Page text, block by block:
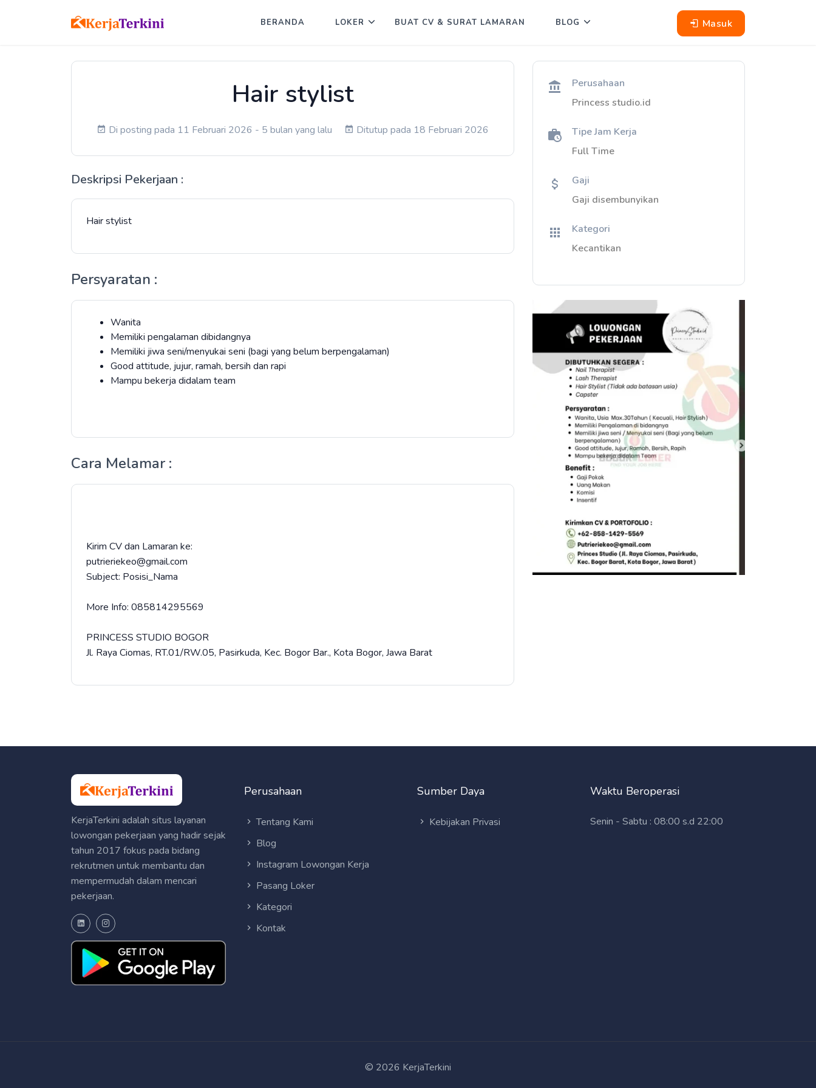
Masuk
BERANDA LOKER BUAT CV & SURAT LAMARAN BLOG
Hair stylist
Di posting pada 11 Februari 2026 - 5 bulan yang lalu Ditutup pada 18 Februari 2026
Deskripsi Pekerjaan :
Hair stylist
Persyaratan :
Wanita
Memiliki pengalaman dibidangnya
Memiliki jiwa seni/menyukai seni (bagi yang belum berpengalaman)
Good attitude, jujur, ramah, bersih dan rapi
Mampu bekerja didalam team
Cara Melamar :
Kirim CV dan Lamaran ke:
putrieriekeo@gmail.com
Subject: Posisi_Nama
More Info: 085814295569
PRINCESS STUDIO BOGOR
Jl. Raya Ciomas, RT.01/RW.05, Pasirkuda, Kec. Bogor Bar., Kota Bogor, Jawa Barat
Perusahaan
Princess studio.id
Tipe Jam Kerja
Full Time
Gaji
Gaji disembunyikan
Kategori
Kecantikan
KerjaTerkini adalah situs layanan
lowongan pekerjaan yang hadir sejak
tahun 2017 fokus pada bidang
rekrutmen untuk membantu dan
mempermudah dalam mencari
pekerjaan.
Perusahaan
Tentang Kami
Blog
Instagram Lowongan Kerja
Pasang Loker
Kategori
Kontak
Sumber Daya
Kebijakan Privasi
Waktu Beroperasi
Senin - Sabtu : 08:00 s.d 22:00
© 2026 KerjaTerkini